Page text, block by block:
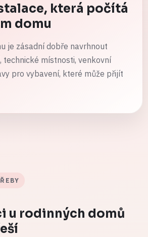
která počítá
domu
je zásadní dobře navrhnout
technické místnosti, venkovní
pro vybavení, které může přijít
u rodinných domů